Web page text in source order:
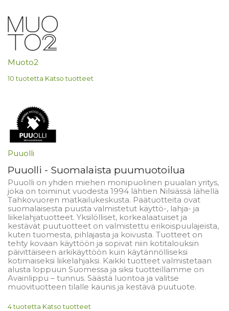
Muoto2
10 tuotetta Katso tuotteet
Puuolli
Puuolli - Suomalaista puumuotoilua
Puuolli on yhden miehen monipuolinen puualan yritys,
joka on toiminut vuodesta 1994 lähtien Nilsiässä lähellä
Tahkovuoren matkailukeskusta. Päätuotteita ovat
suomalaisesta puusta valmistetut käyttö-, lahja- ja
liikelahjatuotteet. Yksilölliset, korkealaatuiset ja
kestävät puutuotteet on valmistettu erikoispuulajeista,
kuten tuomesta, pihlajasta ja koivusta. Tuotteet on
tehty kovaan käyttöön ja sopivat niin kotitalouksin
päivittäiseen arkikäyttöön kuin käytännölliseksi
kotimaiseksi liikelahjaksi. Kaikki tuotteet valmistetaan
alusta loppuun Suomessa ja siksi tuotteillamme on
Avainlippu – tunnus. Säästä luontoa ja valitse
muovituotteen tilalle kaunis ja kestävä puutuote.
4 tuotetta Katso tuotteet